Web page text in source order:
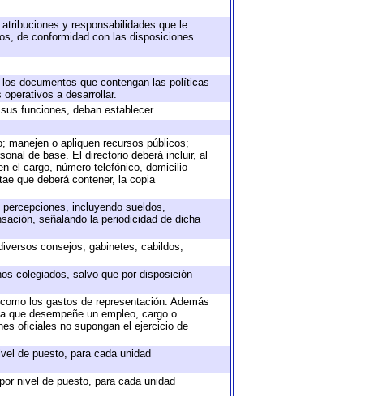
y responsabilidades que le
de conformidad con las disposiciones
documentos que contengan las políticas
a desarrollar.
funciones, deban establecer.
manejen o apliquen recursos públicos;
de base. El directorio deberá incluir, al
el cargo, número telefónico, domicilio
que deberá contener, la copia
incluyendo sueldos,
señalando la periodicidad de dicha
consejos, gabinetes, cabildos,
colegiados, salvo que por disposición
los gastos de representación. Además
que desempeñe un empleo, cargo o
oficiales no supongan el ejercicio de
de puesto, para cada unidad
nivel de puesto, para cada unidad